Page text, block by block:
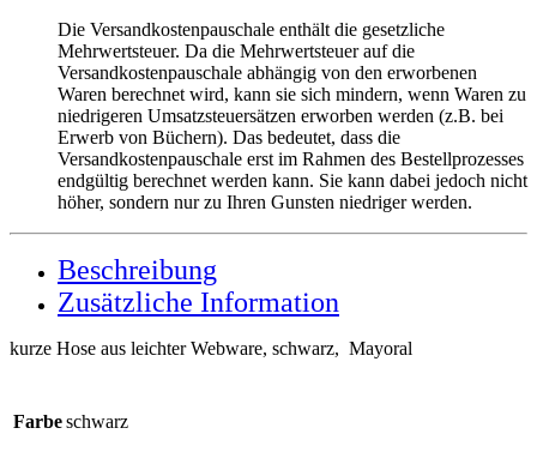
Die Versandkostenpauschale enthält die gesetzliche
Mehrwertsteuer. Da die Mehrwertsteuer auf die
Versandkostenpauschale abhängig von den erworbenen
Waren berechnet wird, kann sie sich mindern, wenn Waren zu
niedrigeren Umsatzsteuersätzen erworben werden (z.B. bei
Erwerb von Büchern). Das bedeutet, dass die
Versandkostenpauschale erst im Rahmen des Bestellprozesses
endgültig berechnet werden kann. Sie kann dabei jedoch nicht
höher, sondern nur zu Ihren Gunsten niedriger werden.
Beschreibung
Zusätzliche Information
kurze Hose aus leichter Webware, schwarz, Mayoral
Farbeschwarz